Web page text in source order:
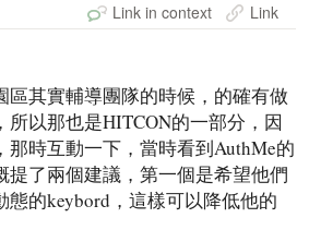
Link in context Link
區其實輔導團隊的時候，的確有做
所以那也是HITCON的一部分，因
那時互動一下，當時看到AuthMe的
提了兩個建議，第一個是希望他們
態的keybord，這樣可以降低他的